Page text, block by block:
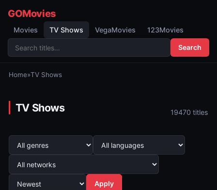
GOMovies
Movies TV Shows VegaMovies 123Movies
Search
Home»TV Shows
TV Shows 19470 titles
Apply